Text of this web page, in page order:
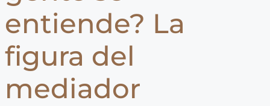
entiende? La
figura del
mediador